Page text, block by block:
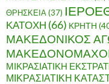
ΘΡΗΣΚΕΙΑ(37)
ΚΑΤΟΧΗ (66) ΚΡΗΤΗ
ΜΑΚΕΔΟΝΙΚΟΣ
ΜΙΚΡΑΣΙΑΤΙΚΗ
ΜΙΚΡΑΣΙΑΤΙΚΗ